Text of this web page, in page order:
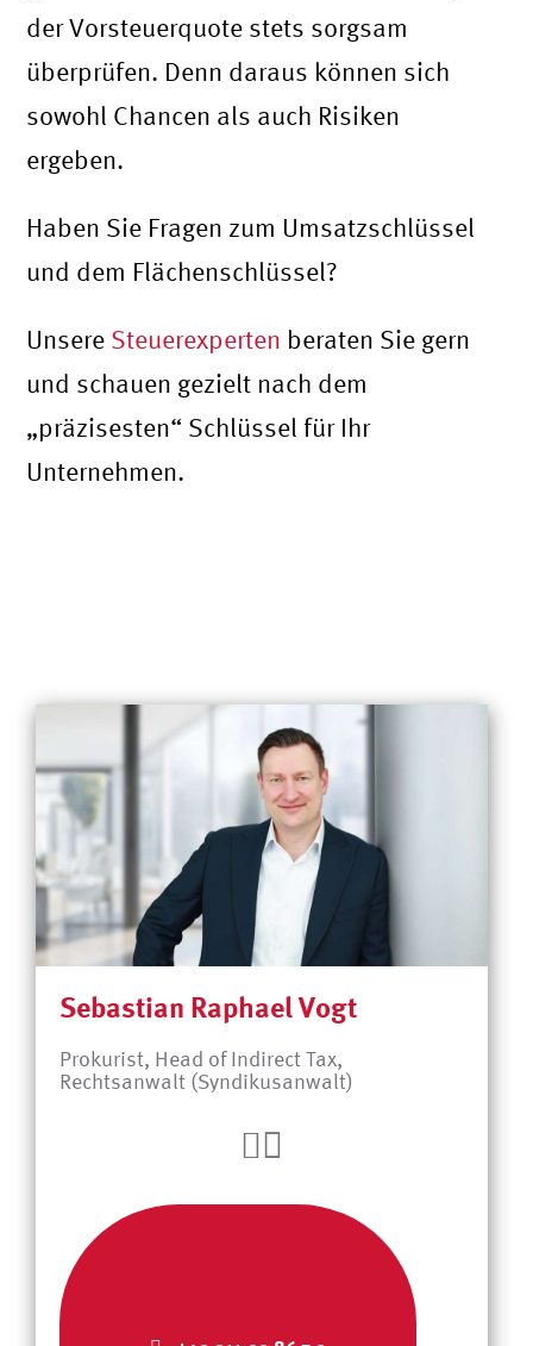
der Vorsteuerquote stets sorgsam
überprüfen. Denn daraus können sich
sowohl Chancen als auch Risiken
ergeben.
Haben Sie Fragen zum Umsatzschlüssel
und dem Flächenschlüssel?
Unsere Steuerexperten beraten Sie gern
und schauen gezielt nach dem
„präzisesten“ Schlüssel für Ihr
Unternehmen.
Sebastian Raphael Vogt
Prokurist, Head of Indirect Tax,
Rechtsanwalt (Syndikusanwalt)